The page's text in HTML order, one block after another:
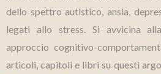
dello spettro autistico, ansia,
legati allo stress. Si avvicina
approccio cognitivo-
articoli, capitoli e libri su questi